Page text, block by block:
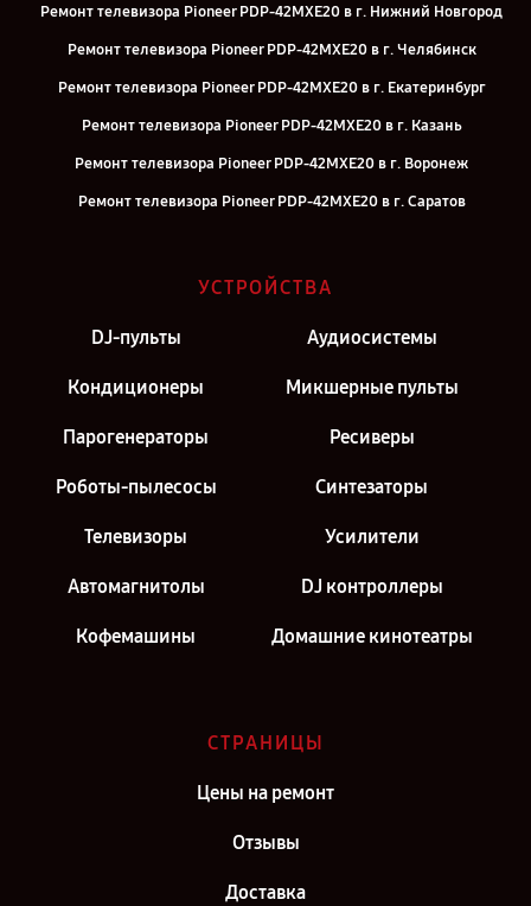
Ремонт телевизора Pioneer PDP-42MXE20 в г. Нижний Новгород
Ремонт телевизора Pioneer PDP-42MXE20 в г. Челябинск
Ремонт телевизора Pioneer PDP-42MXE20 в г. Екатеринбург
Ремонт телевизора Pioneer PDP-42MXE20 в г. Казань
Ремонт телевизора Pioneer PDP-42MXE20 в г. Воронеж
Ремонт телевизора Pioneer PDP-42MXE20 в г. Саратов
Ремонт телевизора Pioneer PDP-42MXE20 в г. Киров
Ремонт телевизора Pioneer PDP-42MXE20 в г. Санкт-Петербург
УСТРОЙСТВА
DJ-пульты Аудиосистемы
Кондиционеры Микшерные пульты
Парогенераторы Ресиверы
Роботы-пылесосы Синтезаторы
Телевизоры Усилители
Автомагнитолы DJ контроллеры
Кофемашины Домашние кинотеатры
СТРАНИЦЫ
Цены на ремонт
Отзывы
Доставка